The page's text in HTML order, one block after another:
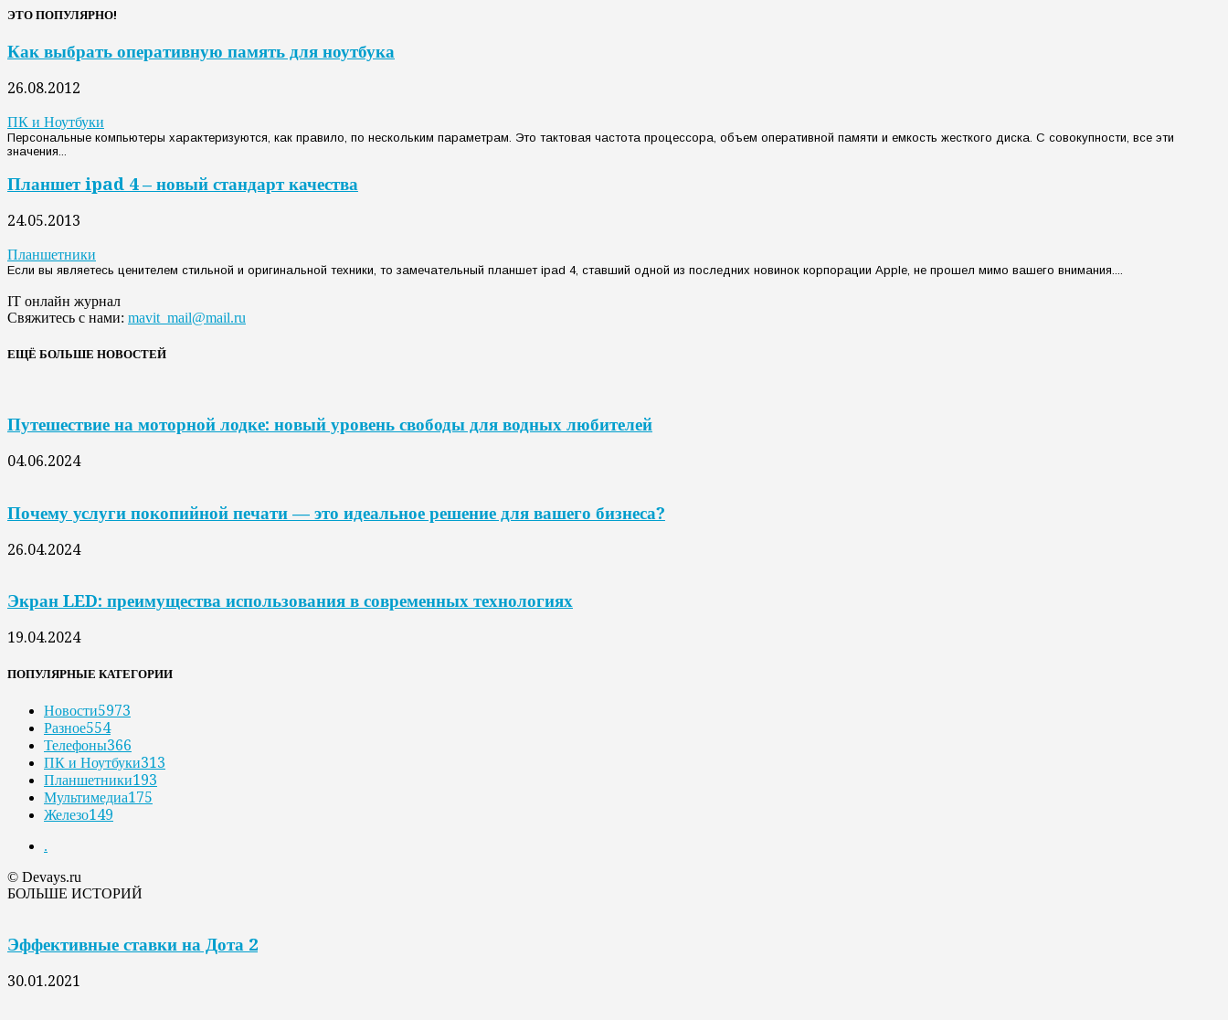
ЭТО ПОПУЛЯРНО!
Как выбрать оперативную память для ноутбука
26.08.2012
ПК и Ноутбуки
Персональные компьютеры характеризуются, как правило, по нескольким параметрам. Это тактовая частота процессора, объем оперативной памяти и емкость жесткого диска. С совокупности, все эти
значения...
Планшет ipad 4 – новый стандарт качества
24.05.2013
Планшетники
Если вы являетесь ценителем стильной и оригинальной техники, то замечательный планшет ipad 4, ставший одной из последних новинок корпорации Apple, не прошел мимо вашего внимания....
IT онлайн журнал
Свяжитесь с нами: mavit_mail@mail.ru
ЕЩЁ БОЛЬШЕ НОВОСТЕЙ
Путешествие на моторной лодке: новый уровень свободы для водных любителей
04.06.2024
Почему услуги покопийной печати — это идеальное решение для вашего бизнеса?
26.04.2024
Экран LED: преимущества использования в современных технологиях
19.04.2024
ПОПУЛЯРНЫЕ КАТЕГОРИИ
Новости5973
Разное554
Телефоны366
ПК и Ноутбуки313
Планшетники193
Мультимедиа175
Железо149
.
© Devays.ru
БОЛЬШЕ ИСТОРИЙ
Эффективные ставки на Дота 2
30.01.2021